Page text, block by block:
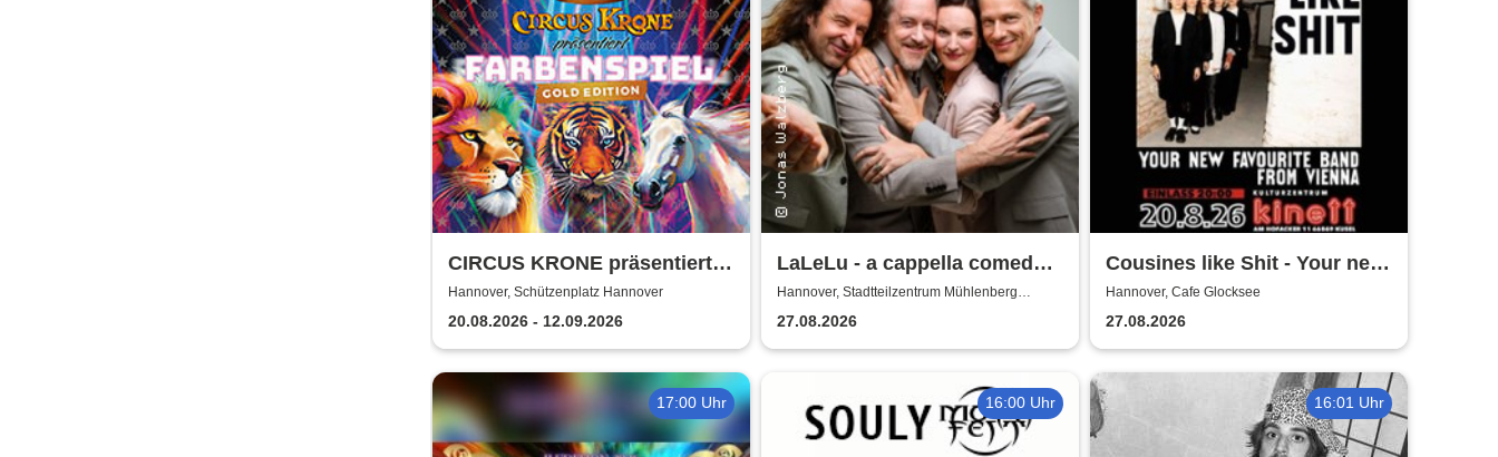
CIRCUS KRONE präsentiert
FARBENSPIEL - Gold Edition
| Hannover
Hannover, Schützenplatz Hannover
20.08.2026 - 12.09.2026
LaLeLu - a cappella comedy -
Urlaub vom Hirn
Hannover, Stadtteilzentrum Mühlenberg
27.08.2026
Cousines like Shit - Your new
favourite band from Vienna
Hannover, Cafe Glocksee
27.08.2026
17:00 Uhr 16:00 Uhr 16:01 Uhr